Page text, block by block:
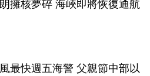
擁核夢碎 海峽即將恢復通航
最快週五海警 父親節中部以